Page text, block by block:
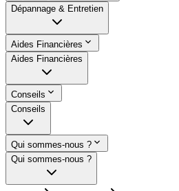
Dépannage & Entretien
Aides Financières
Aides Financières
Conseils
Conseils
Qui sommes-nous ?
Qui sommes-nous ?